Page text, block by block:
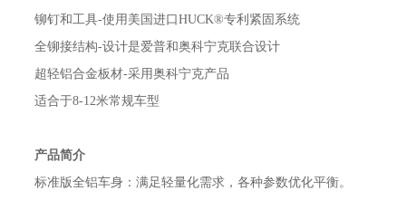
铆钉和工具-使用美国进口HUCK®专利紧固系统
全铆接结构-设计是爱普和奥科宁克联合设计
超轻铝合金板材-采用奥科宁克产品
适合于8-12米常规车型
产品简介
标准版全铝车身：满足轻量化需求，各种参数优化平衡。